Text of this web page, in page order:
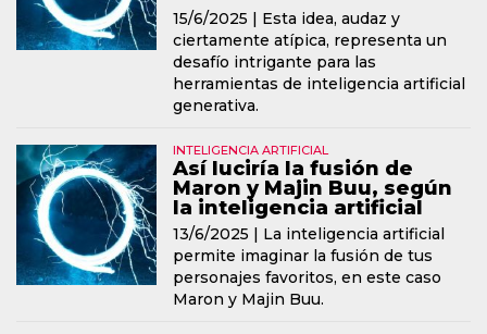
15/6/2025 | Esta idea, audaz y
ciertamente atípica, representa un
desafío intrigante para las
herramientas de inteligencia artificial
generativa.
INTELIGENCIA ARTIFICIAL
Así luciría la fusión de
Maron y Majin Buu, según
la inteligencia artificial
13/6/2025 | La inteligencia artificial
permite imaginar la fusión de tus
personajes favoritos, en este caso
Maron y Majin Buu.